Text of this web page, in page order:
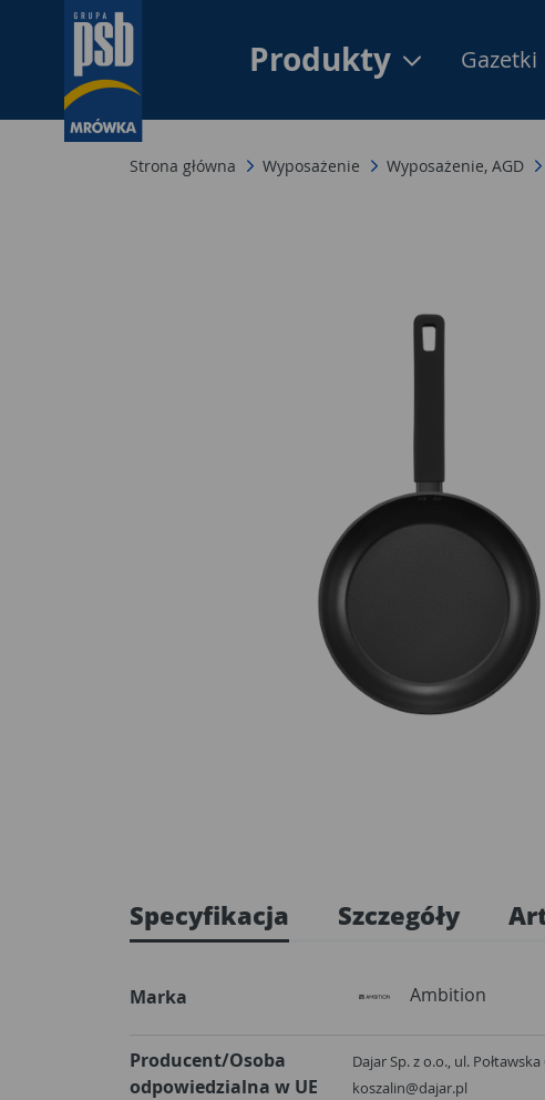
Produkty Gazetki
Strona główna Wyposażenie Wyposażenie, AGD
Specyfikacja Szczegóły
Marka Ambition
Producent/Osoba
odpowiedzialna w UE
Dajar Sp. z o.o., ul.
koszalin@dajar.pl